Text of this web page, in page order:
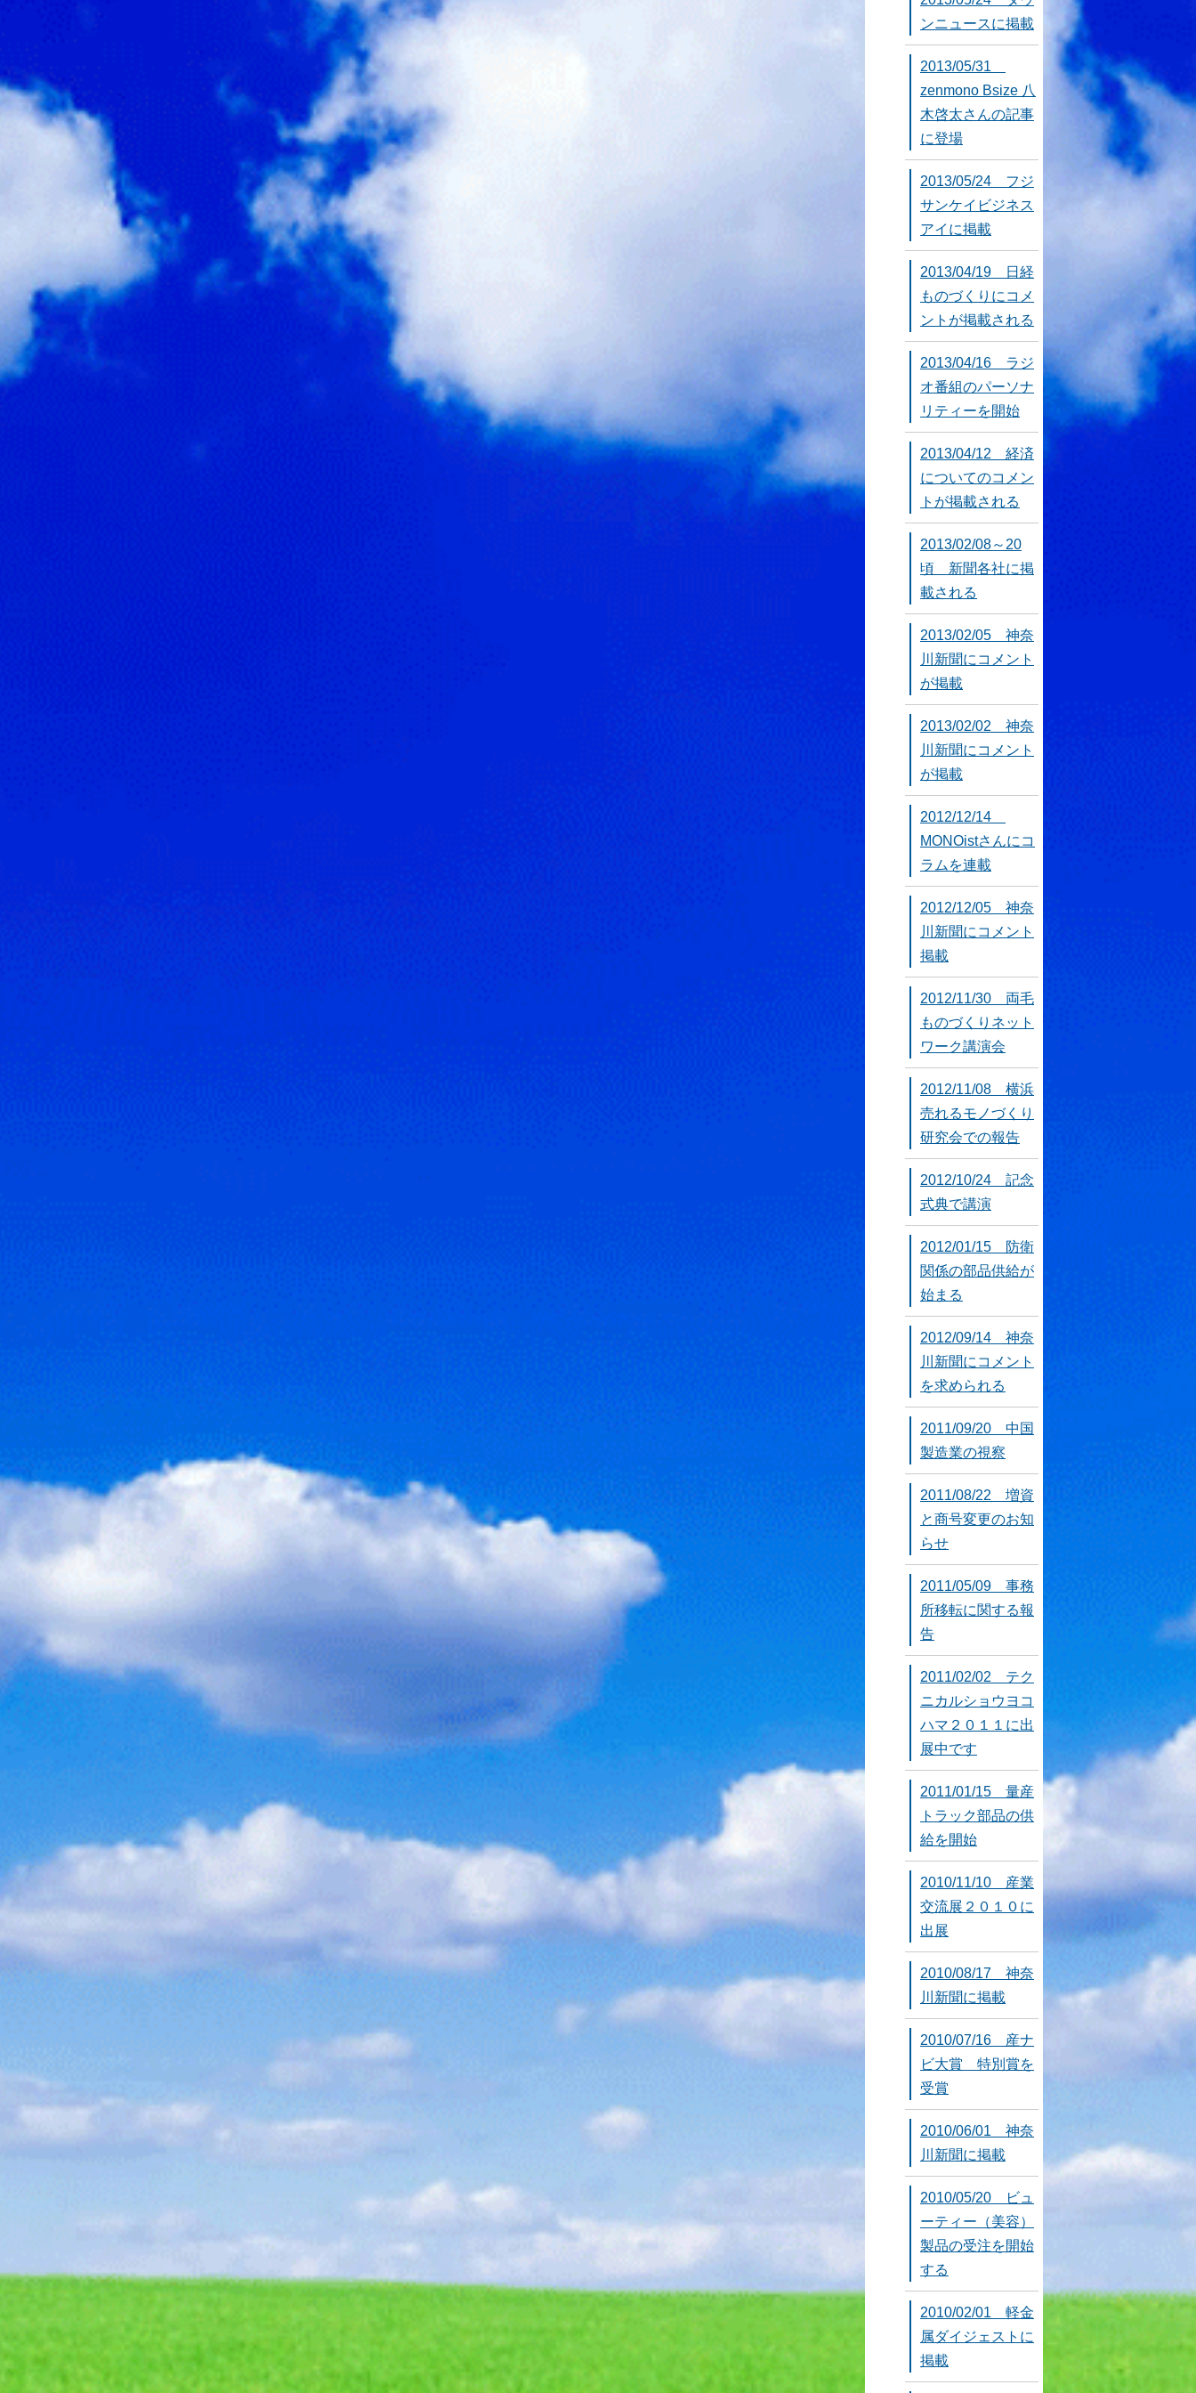
ンニュースに掲載
2013/05/31
zenmono Bsize 八
木啓太さんの記事
に登場
2013/05/24 フジ
サンケイビジネス
アイに掲載
2013/04/19 日経
ものづくりにコメ
ントが掲載される
2013/04/16 ラジ
オ番組のパーソナ
リティーを開始
2013/04/12 経済
についてのコメン
トが掲載される
2013/02/08～20
頃 新聞各社に掲
載される
2013/02/05 神奈
川新聞にコメント
が掲載
2013/02/02 神奈
川新聞にコメント
が掲載
2012/12/14
MONOistさんにコ
ラムを連載
2012/12/05 神奈
川新聞にコメント
掲載
2012/11/30 両毛
ものづくりネット
ワーク講演会
2012/11/08 横浜
売れるモノづくり
研究会での報告
2012/10/24 記念
式典で講演
2012/01/15 防衛
関係の部品供給が
始まる
2012/09/14 神奈
川新聞にコメント
を求められる
2011/09/20 中国
製造業の視察
2011/08/22 増資
と商号変更のお知
らせ
2011/05/09 事務
所移転に関する報
告
2011/02/02 テク
ニカルショウヨコ
ハマ２０１１に出
展中です
2011/01/15 量産
トラック部品の供
給を開始
2010/11/10 産業
交流展２０１０に
出展
2010/08/17 神奈
川新聞に掲載
2010/07/16 産ナ
ビ大賞 特別賞を
受賞
2010/06/01 神奈
川新聞に掲載
2010/05/20 ビュ
ーティー（美容）
製品の受注を開始
する
2010/02/01 軽金
属ダイジェストに
掲載